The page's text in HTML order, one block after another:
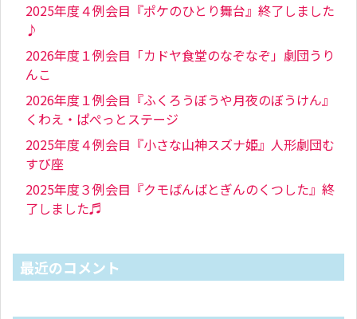
2025年度４例会目『ポケのひとり舞台』終了しました
♪
2026年度１例会目「カドヤ食堂のなぞなぞ」劇団うり
んこ
2026年度１例会目『ふくろうぼうや月夜のぼうけん』
くわえ・ぱぺっとステージ
2025年度４例会目『小さな山神スズナ姫』人形劇団む
すび座
2025年度３例会目『クモばんばとぎんのくつした』終
了しました♬
最近のコメント